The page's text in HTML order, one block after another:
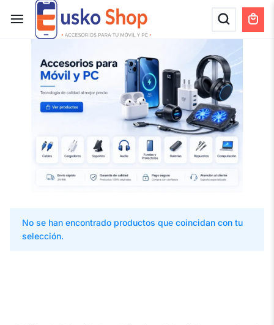
No se han encontrado productos que coincidan con tu
selección.